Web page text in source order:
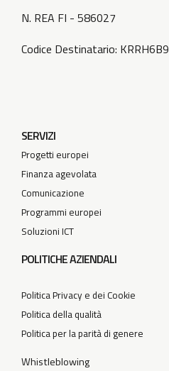
N. REA FI - 586027
Codice Destinatario: KRRH6B9
SERVIZI
Progetti europei
Finanza agevolata
Comunicazione
Programmi europei
Soluzioni ICT
POLITICHE AZIENDALI
Politica Privacy e dei Cookie
Politica della qualità
Politica per la parità di genere
Whistleblowing